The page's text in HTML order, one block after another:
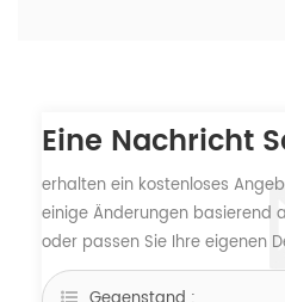
Eine Nachricht
erhalten ein kostenloses
einige Änderungen basierend
oder passen Sie Ihre eigenen